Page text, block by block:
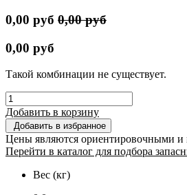
0,00 руб 0,00руб
0,00 руб
Такой комбинации не существует.
Добавить в корзину
Добавить в избранное
Цены являются ориентировочными и
Перейти в каталог для подбора
Вес (кг)